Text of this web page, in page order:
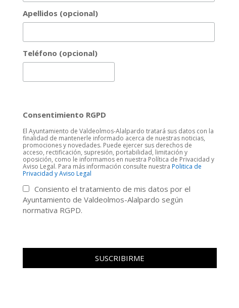
Apellidos (opcional)
Teléfono (opcional)
Consentimiento RGPD
El Ayuntamiento de Valdeolmos-Alalpardo tratará sus datos con la
finalidad de mantenerle informado acerca de nuestras noticias,
promociones y novedades. Puede ejercer sus derechos de
acceso, rectificación, supresión, portabilidad, limitación y
oposición, como le informamos en nuestra Política de Privacidad y
Aviso Legal. Para más información consulte nuestraPolitica de
Privacidad y Aviso Legal
Consiento el tratamiento de mis datos por el
Ayuntamiento de Valdeolmos-Alalpardo según
normativa RGPD.